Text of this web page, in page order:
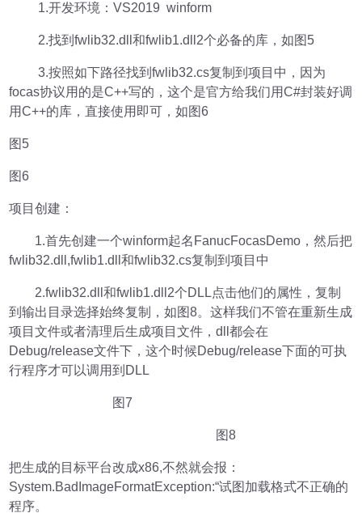
1.开发环境：VS2019 winform
2.找到fwlib32.dll和fwlib1.dll2个必备的库，如图5
3.按照如下路径找到fwlib32.cs复制到项目中，因为
focas协议用的是C++写的，这个是官方给我们用C#封装好调
用C++的库，直接使用即可，如图6
图5
图6
项目创建：
1.首先创建一个winform起名FanucFocasDemo，然后把
fwlib32.dll,fwlib1.dll和fwlib32.cs复制到项目中
2.fwlib32.dll和fwlib1.dll2个DLL点击他们的属性，复制
到输出目录选择始终复制，如图8。这样我们不管在重新生成
项目文件或者清理后生成项目文件，dll都会在
Debug/release文件下，这个时候Debug/release下面的可执
行程序才可以调用到DLL
图7
图8
把生成的目标平台改成x86,不然就会报：
System.BadImageFormatException:“试图加载格式不正确的
程序。